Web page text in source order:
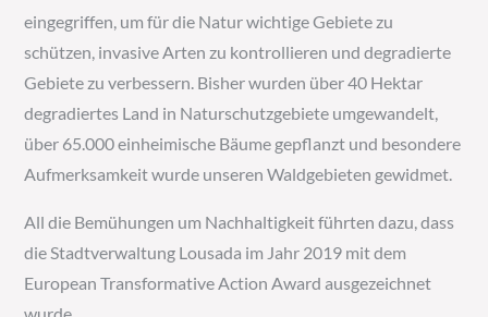
eingegriffen, um für die Natur wichtige Gebiete zu
schützen, invasive Arten zu kontrollieren und degradierte
Gebiete zu verbessern. Bisher wurden über 40 Hektar
degradiertes Land in Naturschutzgebiete umgewandelt,
über 65.000 einheimische Bäume gepflanzt und besondere
Aufmerksamkeit wurde unseren Waldgebieten gewidmet.
All die Bemühungen um Nachhaltigkeit führten dazu, dass
die Stadtverwaltung Lousada im Jahr 2019 mit dem
European Transformative Action Award ausgezeichnet
wurde.